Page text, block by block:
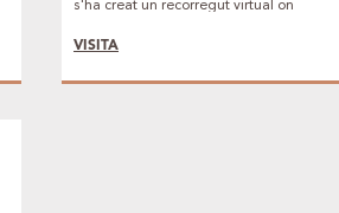
s'ha creat un recorregut virtual on
text, i vídeos, per donar informació de les
museu.
VISITA